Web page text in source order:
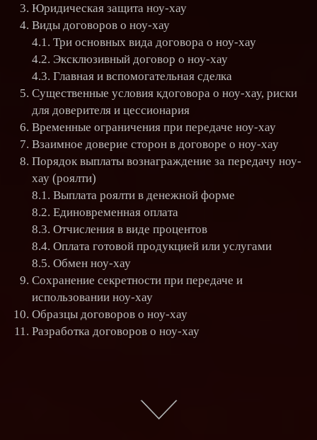
Юридическая защита ноу-хау
Виды договоров о ноу-хау
4.1. Три основных вида договора о ноу-хау
4.2. Эксклюзивный договор о ноу-хау
4.3. Главная и вспомогательная сделка
Существенные условия кдоговора о ноу-хау, риски
для доверителя и цессионария
Временные ограничения при передаче ноу-хау
Взаимное доверие сторон в договоре о ноу-хау
Порядок выплаты вознаграждение за передачу ноу-
хау (роялти)
8.1. Выплата роялти в денежной форме
8.2. Единовременная оплата
8.3. Отчисления в виде процентов
8.4. Оплата готовой продукцией или услугами
8.5. Обмен ноу-хау
Сохранение секретности при передаче и
использовании ноу-хау
Образцы договоров о ноу-хау
Разработка договоров о ноу-хау